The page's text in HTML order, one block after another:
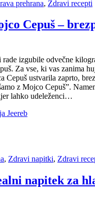
prehrana, Zdravi recepti
Cepuš –
rade izgubile odvečne
Za vse, ki vas zanima
Cepuš ustvarila zaprto,
z Mojco Cepuš”.
lahko udeleženci…
Jeereb
, Zdravi napitki, Zdravi
napitek za